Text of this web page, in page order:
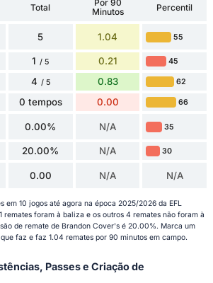
Total
Por 90
Minutos
Percentil
5 1.04 55
1 / 5 0.21 45
4 / 5 0.83 62
0 tempos 0.00 66
0.00% N/A 35
20.00% N/A 30
0.00 N/A N/A
em 10 jogos até agora na época 2025/2026 da EFL
remates foram à baliza e os outros 4 remates não foram à
de remate de Brandon Cover's é 20.00%. Marca um
faz e faz 1.04 remates por 90 minutos em campo.
Passes e Criação de